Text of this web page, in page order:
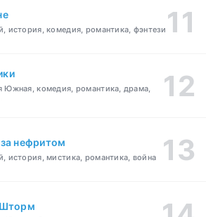
история, комедия, романтика, фэнтези
Южная, комедия, романтика, драма,
нефритом
история, мистика, романтика, война